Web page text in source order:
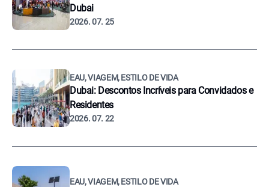
Dubai
2026. 07. 25
EAU, VIAGEM, ESTILO DE VIDA
Dubai: Descontos Incríveis para Convidados e
Residentes
2026. 07. 22
EAU, VIAGEM, ESTILO DE VIDA